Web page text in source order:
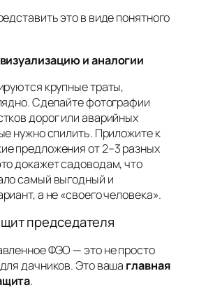
это в виде понятного
и аналогии
крупные траты,
Сделайте фотографии
дорог или аварийных
нужно спилить. Приложите к
предложения от 2–3 разных
докажет садоводам, что
самый выгодный и
а не «своего человека».
председателя
ФЭО — это не просто
дачников. Это ваша главная
.